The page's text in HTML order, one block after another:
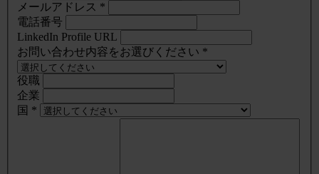
メールアドレス *
電話番号
LinkedIn Profile URL
お問い合わせ内容をお選びください *
役職
企業
国 *